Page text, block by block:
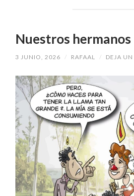
Nuestros
3 JUNIO, 2026 / RAFAAL / DEJA